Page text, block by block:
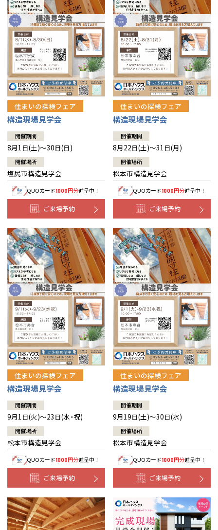
住まいの探検フェア
構造現場見学会
開催期間
8月1日(土)～30日(日)
開催場所
塩尻市構造見学会
QUOカード1000円分進呈中！
ご来場予約
住まいの探検フェア
構造現場見学会
開催期間
8月22日(土)～31日(月)
開催場所
松本市構造見学会
QUOカード1000円分進呈中！
ご来場予約
住まいの探検フェア
構造現場見学会
開催期間
9月1日(火)～23日(水・祝)
開催場所
松本市構造見学会
QUOカード1000円分進呈中！
ご来場予約
住まいの探検フェア
構造現場見学会
開催期間
9月19日(土)～30日(水)
開催場所
松本市構造見学会
QUOカード1000円分進呈中！
ご来場予約